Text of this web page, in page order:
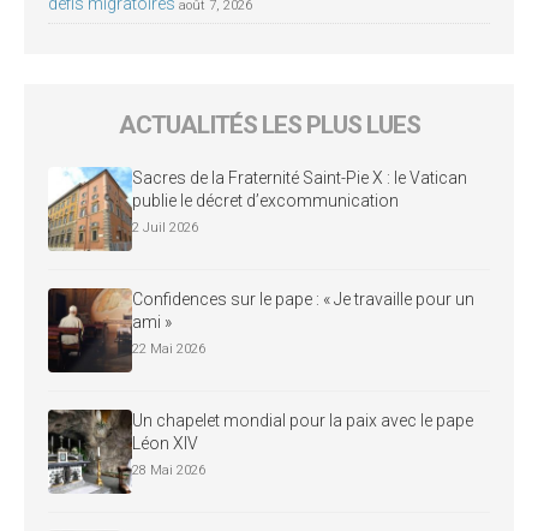
défis migratoires août 7, 2026
ACTUALITÉS LES PLUS LUES
Sacres de la Fraternité Saint-Pie X : le Vatican
publie le décret d’excommunication
2 Juil 2026
Confidences sur le pape : « Je travaille pour un
ami »
22 Mai 2026
Un chapelet mondial pour la paix avec le pape
Léon XIV
28 Mai 2026